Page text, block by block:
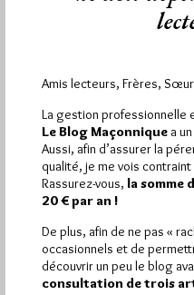
Commémoration
Amis lecteurs, Frères,
La gestion professionnelle
Le Blog Maçonnique a
Aussi, afin d’assurer la
qualité, je me vois
Rassurez-vous, la somme
20 € par an !
De plus, afin de ne pas «
occasionnels et de
découvrir un peu le blog
consultation de trois